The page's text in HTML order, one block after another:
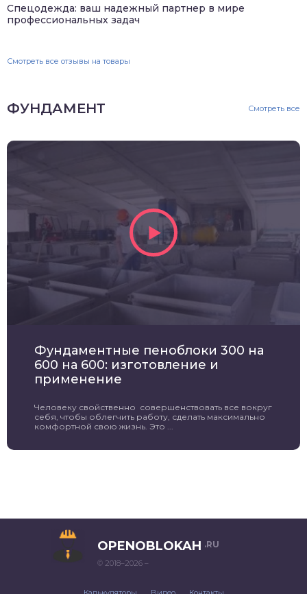
Спецодежда: ваш надежный партнер в мире
профессиональных задач
Смотреть все отзывы на товары
ФУНДАМЕНТ Смотреть все
Фундаментные пеноблоки 300 на
600 на 600: изготовление и
применение
Человеку свойственно совершенствовать все вокруг
себя, чтобы облегчить работу, сделать максимально
комфортной свою жизнь. Это ...
OPENOBLOKAH .RU
© 2018–2026 –